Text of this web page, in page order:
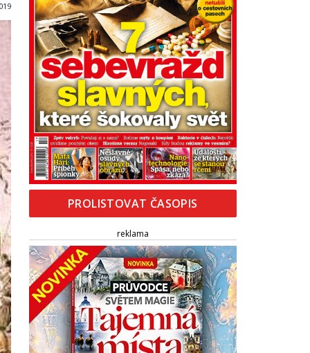
PROLISTOVAT ČASOPIS
reklama